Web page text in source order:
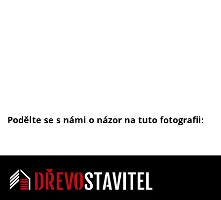
Podělte se s námi o názor na tuto fotografii: